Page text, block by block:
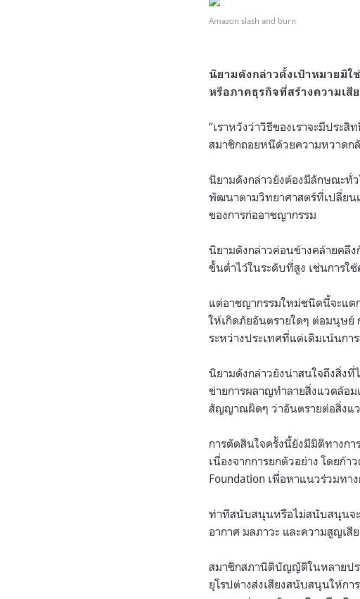
Amazon slash and burn
นิยามดังกล่าวตั้งเป้าหมายมิ
หรือภาคธุรกิจที่สร้างความเ
“เราหวังว่าวิธีของเราจะมีประ
สมาชิกถอยหนีด้วยความหวาดก
นิยามดังกล่าวยังต้องมีลักษณะทั่
พัฒนาตามวิทยาศาสตร์ที่เปลี่ยน
ของการก่ออาชญากรรม
นิยามดังกล่าวค่อนข้างคล้ายคลึง
ขั้นต่ำไว้ในระดับที่สูง เช่นการใ
แต่อาชญากรรมใหม่ชนิดนี้จะแต
ให้เกิดภัยอันตรายใดๆ ต่อมนุษ
ระหว่างประเทศที่แต่เดิมเน้นก
นิยามดังกล่าวยังน่าสนใจถึงสิ่ง
ข่ายการผลาญทำลายสิ่งแวดล้อม
สัญญาณผิดๆ ว่าอันตรายต่อสิ่งแ
การตัดสินใจครั้งนี้ยังมีมิติทางกา
เนื่องจากการยกตัวอย่าง โดยก้
Foundation เพื่อหาแนวร่วมทา
ท่าทีสนับสนุนหรือไม่สนับสนุนจะ
อากาศ มลภาวะ และความสูญเ
สมาชิกสภานิติบัญญัติในหลายปร
ยุโรปต่างส่งเสียงสนับสนุนให้ก